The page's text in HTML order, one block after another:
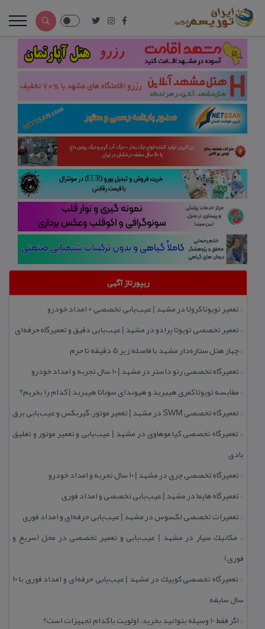
ریپورتاژ آگهی
:: تعمیر تویوتا كرولا در مشهد | عیب‌یابی تخصصی + امداد خودرو
:: تعمیر تخصصی تویوتا پرادو در مشهد | عیب‌یابی دقیق و تعمیرگاه حرفه‌ای
::چهار هتل‌ ستاره‌دار مشهد با فاصله زیر 5 دقیقه تا حرم
:: تعمیرگاه تخصصی رنو داستر در مشهد | ۱۰ سال تجربه و امداد خودرو
:: مقایسه تویوتا كمری هیبرید و هیوندای سوناتا هیبرید | كدام را بخریم؟
:: تعمیرگاه تخصصی SWM در مشهد | تعمیر موتور، گیربكس و عیب‌یابی برق
:: تعمیرگاه تخصصی كیا موهاوی در مشهد | عیب‌یابی و تعمیر موتور و تعلیق
بادی
:: تعمیرگاه تخصصی چری در مشهد | ۱۰ سال تجربه و امداد خودرو
:: تعمیرگاه هایما در مشهد | عیب‌یابی تخصصی و امداد فوری
:: تعمیرات تخصصی لكسوس در مشهد | عیب‌یابی حرفه‌ای و امداد فوری
:: مكانیك سیار در مشهد | عیب‌یابی و تعمیر تخصصی در محل (سریع و
فوری)
::
تعمیرگاه تخصصی كوییك در مشهد | عیب‌یابی حرفه‌ای و امداد فوری با ۱۰
سال سابقه
:: اگر فقط 10 وسیله بتوانید بخرید، اولویت با كدام تجهیزات است؟